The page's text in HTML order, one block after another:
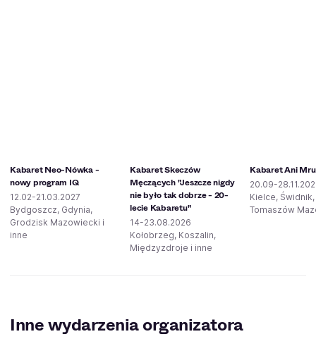
Kabaret Neo-Nówka -
nowy program IQ
12.02-21.03.2027
Bydgoszcz, Gdynia,
Grodzisk Mazowiecki i
inne
Kabaret Skeczów
Męczących "Jeszcze nigdy
nie było tak dobrze - 20-
lecie Kabaretu"
14-23.08.2026
Kołobrzeg, Koszalin,
Międzyzdroje i inne
Kabaret Ani
20.09-
Kielce, Świdnik,
Tomaszów
Inne wydarzenia organizatora